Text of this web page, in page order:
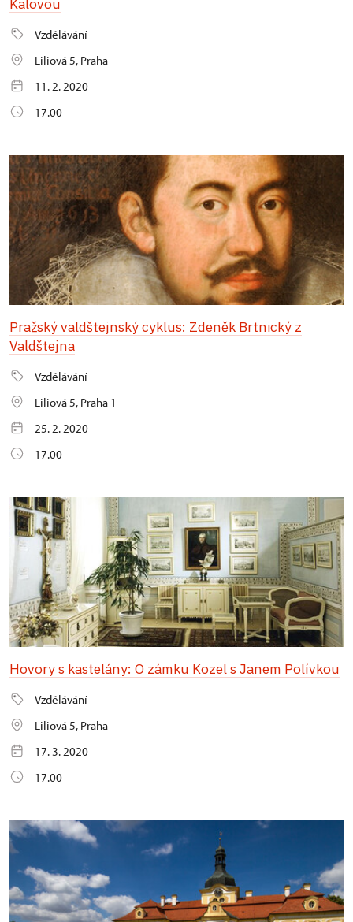
Vzdělávání
Liliová 5, Praha
11. 2. 2020
17.00
Pražský valdštejnský cyklus: Zdeněk Brtnický z
Valdštejna
Vzdělávání
Liliová 5, Praha 1
25. 2. 2020
17.00
Hovory s kastelány: O zámku Kozel s Janem Polívkou
Vzdělávání
Liliová 5, Praha
17. 3. 2020
17.00